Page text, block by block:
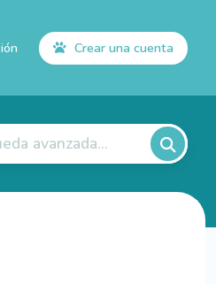
Crear una cuenta
avanzada...